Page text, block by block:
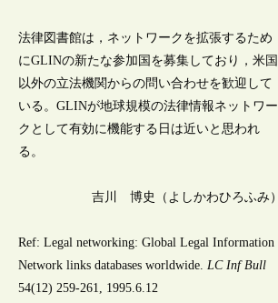
法律図書館は，ネットワークを拡張するため
にGLINの新たな参加国を募集しており，米国
以外の立法機関からの問い合わせを歓迎して
いる。GLINが地球規模の法律情報ネットワー
クとして有効に機能する日は近いと思われ
る。
吉川 博史（よしかわひろふみ）
Ref: Legal networking: Global Legal Information
Network links databases worldwide.LC Inf Bull
54(12) 259-261, 1995.6.12